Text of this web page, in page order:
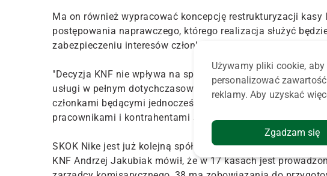
Ma on również wypracować koncepcję restrukturyzacji
postępowania naprawczego, którego realizacja służyć
zabezpieczeniu interesów członków spółdzielczej kasy.
"Decyzja KNF nie wpływa na sposób obsługi członków
usługi w pełnym dotychczasowym zakresie. W mocy
członkami będącymi jednocześnie współwłaścicielami
pracownikami i kontrahentami SKOK" – głosi komunikat KNF.
SKOK Nike jest już kolejną spółdzielczą kasą, w której
KNF Andrzej Jakubiak mówił, że w 17 kasach jest
Używamy pliki cookie,
personalizować
reklamy. Aby uzyskać
Zgadzam się